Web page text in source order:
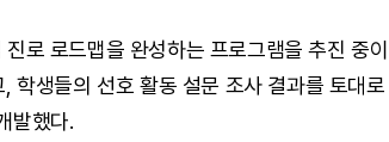
로 로드맵을 완성하는 프로그램을 추진 중이
학생들의 선호 활동 설문 조사 결과를 토대로
발했다.